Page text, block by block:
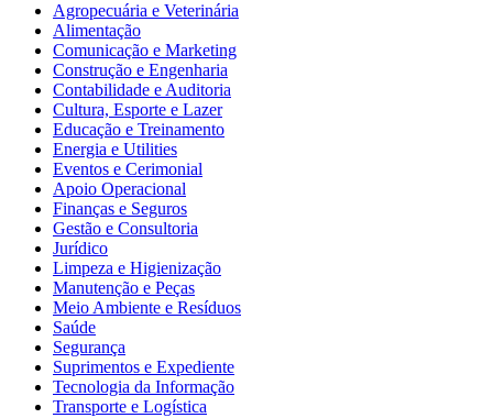
Agropecuária e Veterinária
Alimentação
Comunicação e Marketing
Construção e Engenharia
Contabilidade e Auditoria
Cultura, Esporte e Lazer
Educação e Treinamento
Energia e Utilities
Eventos e Cerimonial
Apoio Operacional
Finanças e Seguros
Gestão e Consultoria
Jurídico
Limpeza e Higienização
Manutenção e Peças
Meio Ambiente e Resíduos
Saúde
Segurança
Suprimentos e Expediente
Tecnologia da Informação
Transporte e Logística